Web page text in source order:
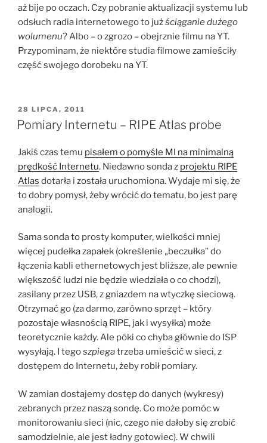
aż bije po oczach. Czy pobranie aktualizacji systemu lub
odsłuch radia internetowego to jużściąganie dużego
wolumenu? Albo – o zgrozo – obejrznie filmu na YT.
Przypominam, że niektóre studia filmowe zamieściły
część swojego dorobeku na YT.
OPUBLIKOWANE
W
28 LIPCA, 2011
Pomiary Internetu – RIPE Atlas probe
Jakiś czas temu pisałem o pomyśle MI na minimalną
prędkość Internetu. Niedawno sonda z projektu RIPE
Atlas dotarła i została uruchomiona. Wydaje mi się, że
to dobry pomysł, żeby wrócić do tematu, bo jest parę
analogii.
Sama sonda to prosty komputer, wielkości mniej
więcej pudełka zapałek (określenie „beczułka” do
łączenia kabli ethernetowych jest bliższe, ale pewnie
większość ludzi nie będzie wiedziała o co chodzi),
zasilany przez USB, z gniazdem na wtyczkę sieciową.
Otrzymać go (za darmo, zarówno sprzęt – który
pozostaje własnością RIPE, jak i wysyłka) może
teoretycznie każdy. Ale póki co chyba głównie do ISP
wysyłają. I tegoszpiegatrzeba umieścić w sieci, z
dostępem do Internetu, żeby robił pomiary.
W zamian dostajemy dostęp do danych (wykresy)
zebranych przez naszą sondę. Co może pomóc w
monitorowaniu sieci (nic, czego nie dałoby się zrobić
samodzielnie, ale jest ładny gotowiec). W chwili